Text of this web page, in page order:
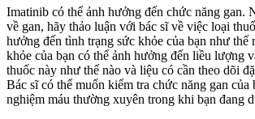
Imatinib có thể ảnh hưởng đến chức năng gan.
về gan, hãy thảo luận với bác sĩ về việc loại
hưởng đến tình trạng sức khỏe của bạn như thế
khỏe của bạn có thể ảnh hưởng đến liều lượng
thuốc này như thế nào và liệu có cần theo dõi
Bác sĩ có thể muốn kiểm tra chức năng gan của
nghiệm máu thường xuyên trong khi bạn đang